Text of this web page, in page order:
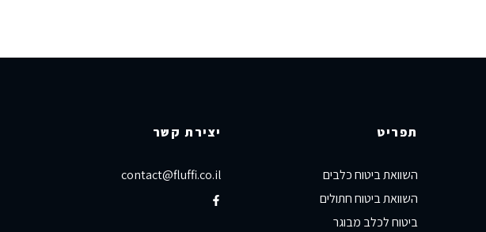
תפריט
השוואת ביטוח כלבים
השוואת ביטוח חתולים
ביטוח לכלב מבוגר
יצירת קשר
contact@fluffi.co.il